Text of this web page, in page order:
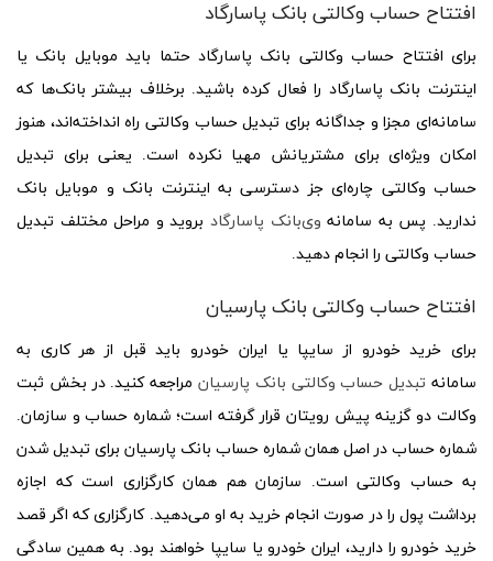
افتتاح حساب وکالتی بانک پاسارگاد
برای افتتاح حساب وکالتی بانک پاسارگاد حتما باید موبایل بانک یا
اینترنت ‌بانک پاسارگاد را فعال کرده باشید. برخلاف بیشتر بانک‌ها که
سامانه‌ای مجزا و جداگانه برای تبدیل حساب وکالتی راه انداخته‌اند، هنوز
امکان ویژه‌ای برای مشتریانش مهیا نکرده است. یعنی برای تبدیل
حساب وکالتی چاره‌ای جز دسترسی به اینترنت بانک و موبایل بانک
ندارید. پس به سامانه وی‌بانک پاسارگاد بروید و مراحل مختلف تبدیل
حساب وکالتی را انجام دهید.
افتتاح حساب وکالتی بانک پارسیان
برای خرید خودرو از سایپا یا ایران خودرو باید قبل از هر کاری به
سامانه تبدیل حساب وکالتی بانک پارسیان مراجعه کنید. در بخش ثبت
وکالت دو گزینه پیش رویتان قرار گرفته است؛ شماره حساب و سازمان.
شماره حساب در اصل همان شماره حساب بانک پارسیان برای تبدیل شدن
به حساب وکالتی است. سازمان هم همان کارگزاری است که اجازه
برداشت پول را در صورت انجام خرید به او می‌دهید. کارگزاری که اگر قصد
خرید خودرو را دارید، ایران خودرو یا سایپا خواهند بود. به همین سادگی